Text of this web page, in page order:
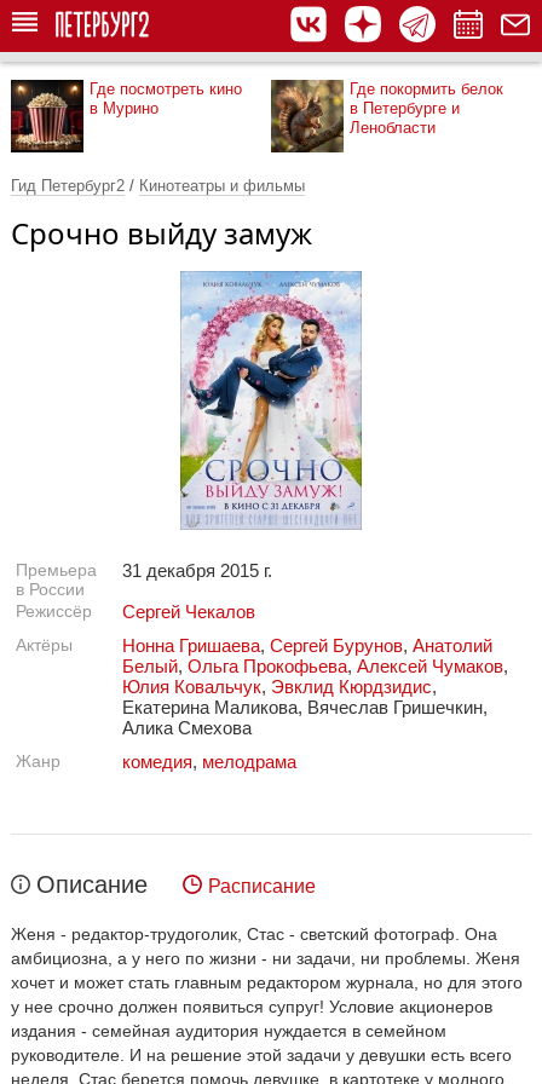
Где посмотреть кино
в Мурино
Где покормить белок
в Петербурге и
Ленобласти
Гид Петербург2 / Кинотеатры и фильмы
Срочно выйду замуж
Премьера
в России
31 декабря 2015 г.
Режиссёр Сергей Чекалов
Актёры Нонна Гришаева, Сергей Бурунов, Анатолий
Белый, Ольга Прокофьева, Алексей Чумаков,
Юлия Ковальчук, Эвклид Кюрдзидис,
Екатерина Маликова, Вячеслав Гришечкин,
Алика Смехова
Жанр комедия, мелодрама
Описание Расписание
Женя - редактор-трудоголик, Стас - светский фотограф. Она
амбициозна, а у него по жизни - ни задачи, ни проблемы. Женя
хочет и может стать главным редактором журнала, но для этого
у нее срочно должен появиться супруг! Условие акционеров
издания - семейная аудитория нуждается в семейном
руководителе. И на решение этой задачи у девушки есть всего
неделя. Стас берется помочь девушке, в картотеке у модного